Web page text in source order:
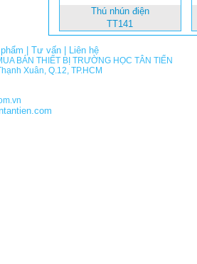
Thú nhún điện
TT141
Tư vấn Liên hệ
BÁN THIẾT BỊ TRƯỜNG HỌC TÂN TIẾN
Xuân, Q.12, TP.HCM